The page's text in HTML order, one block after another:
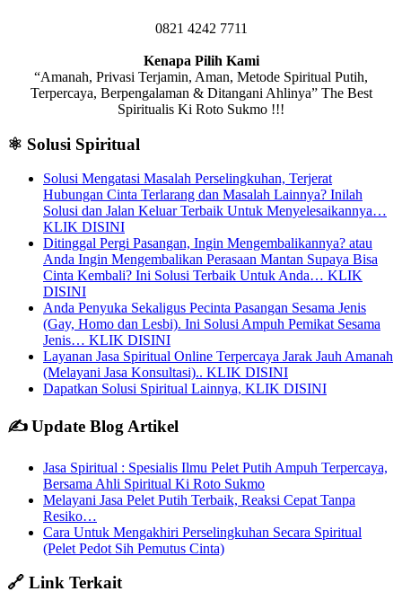
0821 4242 7711
Kenapa Pilih Kami
“Amanah, Privasi Terjamin, Aman, Metode Spiritual Putih,
Terpercaya, Berpengalaman & Ditangani Ahlinya” The Best
Spiritualis Ki Roto Sukmo !!!
⚛️ Solusi Spiritual
Solusi Mengatasi Masalah Perselingkuhan, Terjerat
Hubungan Cinta Terlarang dan Masalah Lainnya? Inilah
Solusi dan Jalan Keluar Terbaik Untuk Menyelesaikannya…
KLIK DISINI
Ditinggal Pergi Pasangan, Ingin Mengembalikannya? atau
Anda Ingin Mengembalikan Perasaan Mantan Supaya Bisa
Cinta Kembali? Ini Solusi Terbaik Untuk Anda… KLIK
DISINI
Anda Penyuka Sekaligus Pecinta Pasangan Sesama Jenis
(Gay, Homo dan Lesbi). Ini Solusi Ampuh Pemikat Sesama
Jenis… KLIK DISINI
Layanan Jasa Spiritual Online Terpercaya Jarak Jauh Amanah
(Melayani Jasa Konsultasi).. KLIK DISINI
Dapatkan Solusi Spiritual Lainnya, KLIK DISINI
✍️ Update Blog Artikel
Jasa Spiritual : Spesialis Ilmu Pelet Putih Ampuh Terpercaya,
Bersama Ahli Spiritual Ki Roto Sukmo
Melayani Jasa Pelet Putih Terbaik, Reaksi Cepat Tanpa
Resiko…
Cara Untuk Mengakhiri Perselingkuhan Secara Spiritual
(Pelet Pedot Sih Pemutus Cinta)
🔗 Link Terkait